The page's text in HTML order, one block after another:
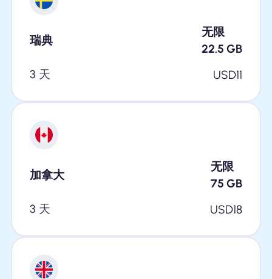
瑞典
无限
22.5 GB
3 天
USD11
加拿大
无限
75 GB
3 天
USD18